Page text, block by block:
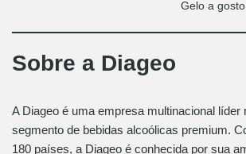
Gelo a gosto
Sobre a Diageo
A Diageo é uma empresa multinacional líder
segmento de bebidas alcoólicas premium.
180 países, a Diageo é conhecida por sua